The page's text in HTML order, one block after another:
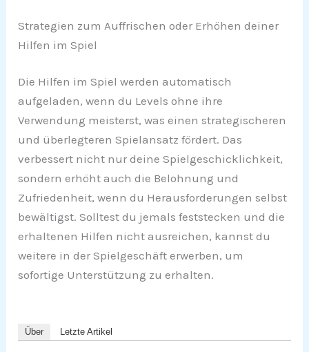
Strategien zum Auffrischen oder Erhöhen deiner
Hilfen im Spiel
Die Hilfen im Spiel werden automatisch
aufgeladen, wenn du Levels ohne ihre
Verwendung meisterst, was einen strategischeren
und überlegteren Spielansatz fördert. Das
verbessert nicht nur deine Spielgeschicklichkeit,
sondern erhöht auch die Belohnung und
Zufriedenheit, wenn du Herausforderungen selbst
bewältigst. Solltest du jemals feststecken und die
erhaltenen Hilfen nicht ausreichen, kannst du
weitere in der Spielgeschäft erwerben, um
sofortige Unterstützung zu erhalten.
Über Letzte Artikel